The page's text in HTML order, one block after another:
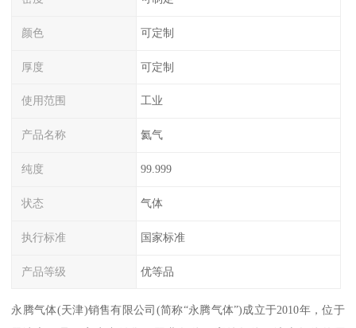
颜色 可定制
厚度 可定制
使用范围 工业
产品名称 氦气
纯度 99.999
状态 气体
执行标准 国家标准
产品等级 优等品
永腾气体(天津)销售有限公司(简称“永腾气体”)成立于2010年，位于